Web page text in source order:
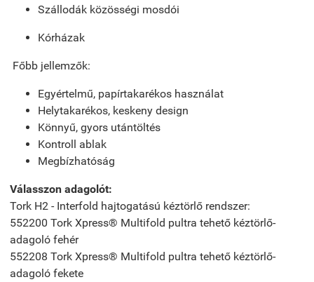
Szállodák közösségi mosdói
Kórházak
Főbb jellemzők:
Egyértelmű, papírtakarékos használat
Helytakarékos, keskeny design
Könnyű, gyors utántöltés
Kontroll ablak
Megbízhatóság
Válasszon adagolót:
Tork H2 - Interfold hajtogatású kéztörlő rendszer:
552200 Tork Xpress® Multifold pultra tehető kéztörlő-
adagoló fehér
552208 Tork Xpress® Multifold pultra tehető kéztörlő-
adagoló fekete